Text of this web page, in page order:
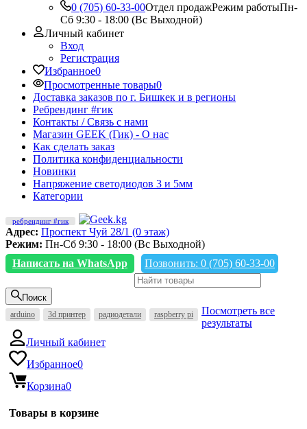
0 (705) 60-33-00Отдел продажРежим работыПн-
Сб 9:30 - 18:00 (Вс Выходной)
Личный кабинет
Вход
Регистрация
Избранное0
Просмотренные товары0
Доставка заказов по г. Бишкек и в регионы
Ребрендинг #гик
Контакты / Связь с нами
Магазин GEEK (Гик) - О нас
Как сделать заказ
Политика конфиденциальности
Новинки
Напряжение светодиодов 3 и 5мм
Категории
ребрендинг #гик
Адрес: Проспект Чуй 28/1 (0 этаж)
Режим: Пн-Сб 9:30 - 18:00 (Вс Выходной)
Написать на WhatsApp
Позвонить: 0 (705) 60-33-00
Поиск
arduino 3d принтер радиодетали raspberry pi
Посмотреть все
результаты
Личный кабинет
Избранное0
Корзина0
Товары в корзине